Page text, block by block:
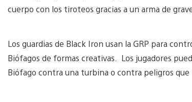
cuerpo con los tiroteos gracias a un arma de
Los guardias de Black Iron usan la GRP para
Biófagos de formas creativas. Los jugadores
Biófago contra una turbina o contra peligros